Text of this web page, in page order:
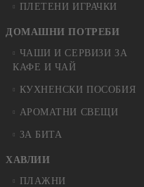
ПЛЕТЕНИ ИГРАЧКИ
ДОМАШНИ ПОТРЕБИ
ЧАШИ И СЕРВИЗИ ЗА
КАФЕ И ЧАЙ
КУХНЕНСКИ ПОСОБИЯ
АРОМАТНИ СВЕЩИ
ЗА БИТА
ХАВЛИИ
ПЛАЖНИ